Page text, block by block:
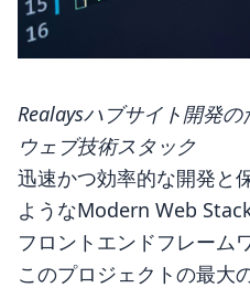
Realaysハブサイト開発
ウェブ技術スタック
迅速かつ効率的な開発と
ようなModern Web
フロントエンドフレーム
このプロジェクトの最大